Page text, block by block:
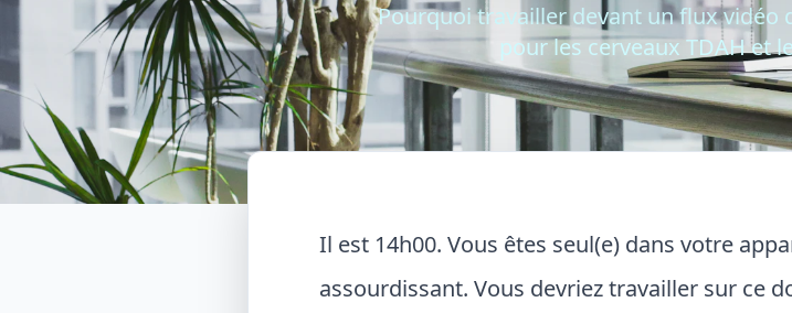
Pourquoi travailler devant un flux vidéo
pour les cerveaux TDAH et
Il est 14h00. Vous êtes seul(e) dans votre
assourdissant. Vous devriez travailler sur ce